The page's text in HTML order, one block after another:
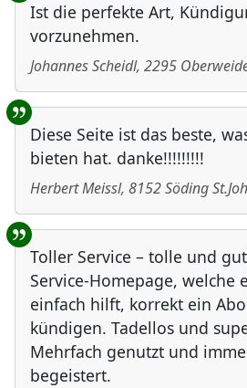
Ist die perfekte Art,
vorzunehmen.
Johannes Scheidl, 2295
Diese Seite ist das beste,
bieten hat. danke!!!!!!!!!
Herbert Meissl, 8152Söding
Toller Service – tolle und
Service-Homepage, welche
einfach hilft, korrekt ein
kündigen. Tadellos und
Mehrfach genutzt und
begeistert.